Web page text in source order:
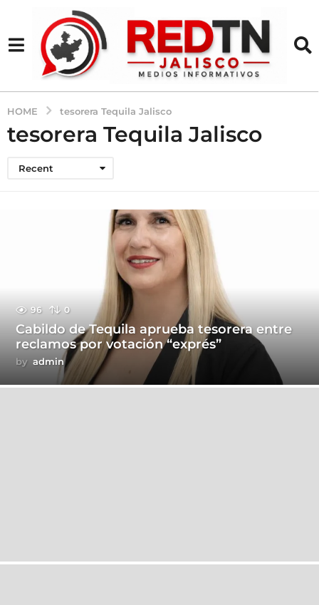
HOME tesorera Tequila Jalisco
tesorera Tequila Jalisco
Recent
96 0
Cabildo de Tequila aprueba tesorera entre
reclamos por votación “exprés”
by admin